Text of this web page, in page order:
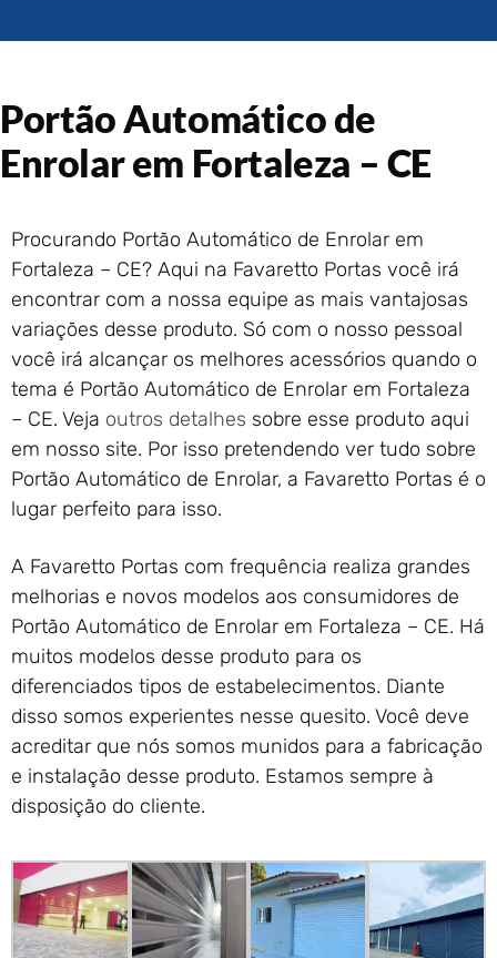
Enrolar em Queimados – RJ
Portão de Garagem de
Enrolar em Petrópolis – RJ
Enrolar em Nova Iguaçu – RJ
Portão de Garagem de
Enrolar em Nova Friburgo –
RJ
Portão Automático de
Enrolar em Fortaleza – CE
Procurando Portão Automático de Enrolar em
Fortaleza – CE? Aqui na Favaretto Portas você irá
encontrar com a nossa equipe as mais vantajosas
variações desse produto. Só com o nosso pessoal
você irá alcançar os melhores acessórios quando o
tema é Portão Automático de Enrolar em Fortaleza
– CE. Veja outros detalhes sobre esse produto aqui
em nosso site. Por isso pretendendo ver tudo sobre
Portão Automático de Enrolar, a Favaretto Portas é o
lugar perfeito para isso.
A Favaretto Portas com frequência realiza grandes
melhorias e novos modelos aos consumidores de
Portão Automático de Enrolar em Fortaleza – CE. Há
muitos modelos desse produto para os
diferenciados tipos de estabelecimentos. Diante
disso somos experientes nesse quesito. Você deve
acreditar que nós somos munidos para a fabricação
e instalação desse produto. Estamos sempre à
disposição do cliente.